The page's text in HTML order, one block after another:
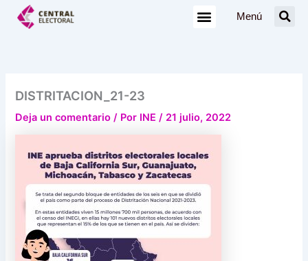
Menú
DISTRITACION_21-23
Deja un comentario / Por INE/ 21 julio, 2022